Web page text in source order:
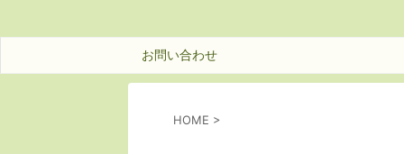
お問い合わせ
HOME >